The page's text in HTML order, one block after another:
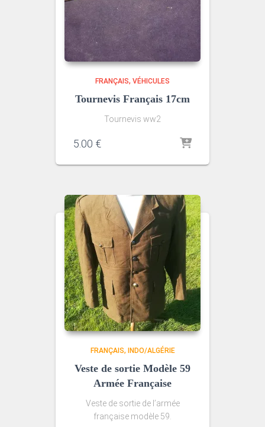
FRANÇAIS VÉHICULES
Tournevis Français 17cm
Tournevis ww2
5.00 €
FRANÇAIS INDO/ALGÉRIE
Veste de sortie Modèle 59
Armée Française
Veste de sortie de l’armée
française modèle 59.